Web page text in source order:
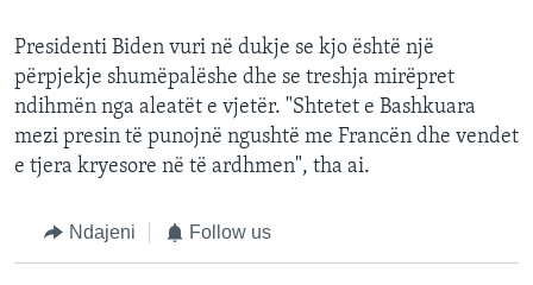
Presidenti Biden vuri në dukje se kjo është një
përpjekje shumëpalëshe dhe se treshja mirëpret
ndihmën nga aleatët e vjetër. "Shtetet e Bashkuara
mezi presin të punojnë ngushtë me Francën dhe vendet
e tjera kryesore në të ardhmen", tha ai.
Ndajeni Follow us